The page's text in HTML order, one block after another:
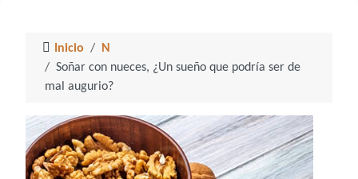
Inicio
N
Soñar con nueces, ¿Un sueño que podría ser de
mal augurio?